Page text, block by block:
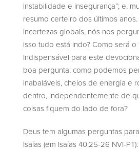
instabilidade e insegurança”; e,
resumo certeiro dos últimos
incertezas globais, nós nos
isso tudo está indo? Como será o
Indispensável para este
boa pergunta: como podemos
inabaláveis, cheios de energia e
dentro, independentemente de
coisas fiquem do lado de fora?
Deus tem algumas perguntas
Isaías (em Isaías 40:25-26 NVI-